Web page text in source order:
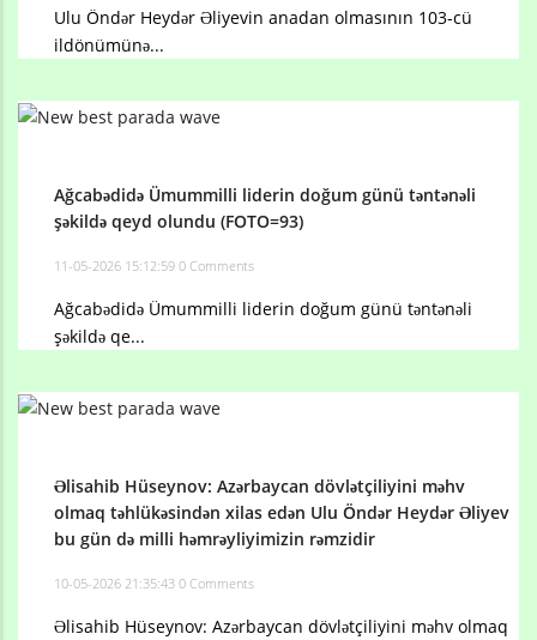
Ulu Öndər Heydər Əliyevin anadan olmasının 103-cü
ildönümünə...
Ağcabədidə Ümummilli liderin doğum günü təntənəli
şəkildə qeyd olundu (FOTO=93)
11-05-2026 15:12:59 0 Comments
Ağcabədidə Ümummilli liderin doğum günü təntənəli
şəkildə qe...
Əlisahib Hüseynov: Azərbaycan dövlətçiliyini məhv
olmaq təhlükəsindən xilas edən Ulu Öndər Heydər Əliyev
bu gün də milli həmrəyliyimizin rəmzidir
10-05-2026 21:35:43 0 Comments
Əlisahib Hüseynov: Azərbaycan dövlətçiliyini məhv olmaq